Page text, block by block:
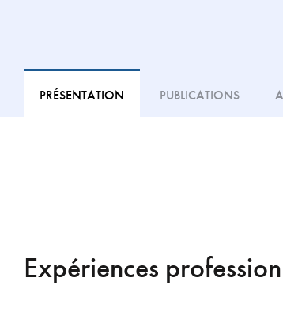
PRÉSENTATION PUBLICATIONS
Expériences